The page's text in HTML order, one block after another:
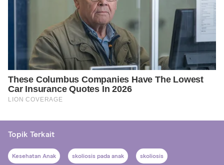
Topik Terkait
Kesehatan Anak skoliosis pada anak skoliosis